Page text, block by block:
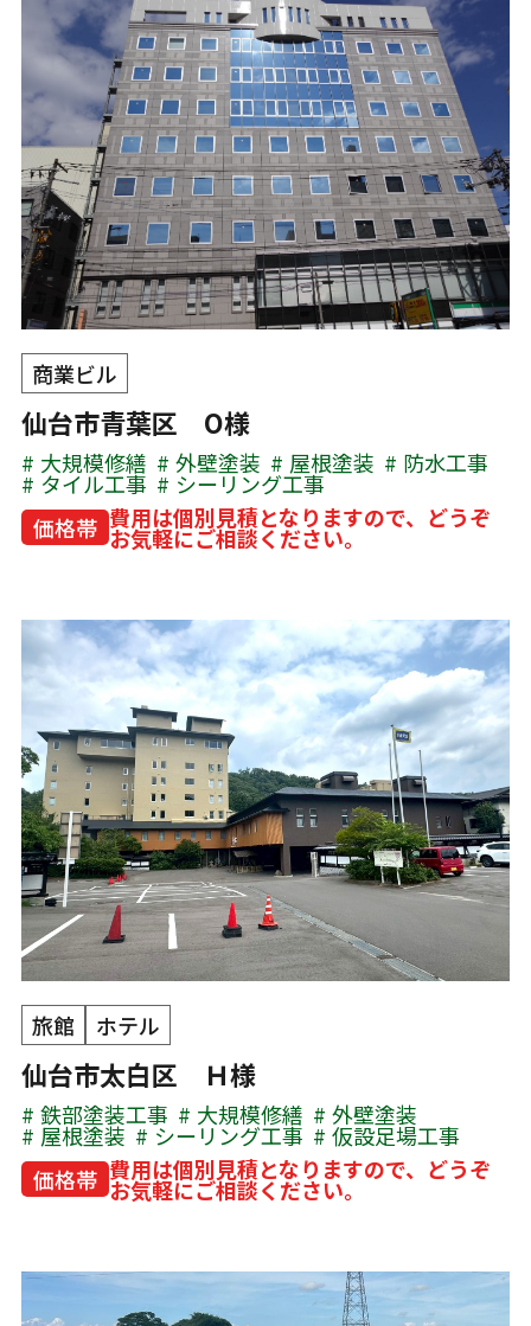
商業ビル
仙台市青葉区 O様
大規模修繕 外壁塗装 屋根塗装 防水工事
タイル工事
シーリング工事
価格帯 費用は個別見積となりますので、どうぞ
お気軽にご相談ください。
旅館 ホテル
仙台市太白区 Ｈ様
鉄部塗装工事 大規模修繕 外壁塗装
屋根塗装 シーリング工事
仮設足場工事
価格帯 費用は個別見積となりますので、どうぞ
お気軽にご相談ください。